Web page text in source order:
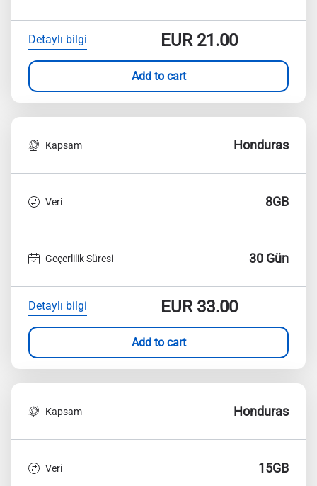
Detaylı bilgi EUR21.00
Add to cart
Kapsam Honduras
Veri 8GB
Geçerlilik Süresi 30 Gün
Detaylı bilgi EUR33.00
Add to cart
Kapsam Honduras
Veri 15GB